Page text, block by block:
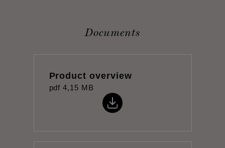
Documents
Product overview
pdf 4,15 MB